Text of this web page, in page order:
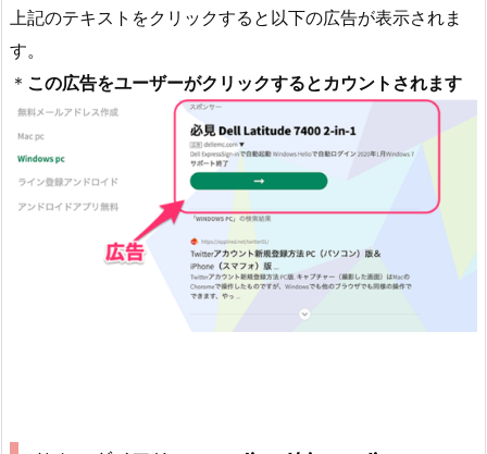
上記のテキストをクリックすると以下の広告が表示されま
す。
＊ この広告をユーザーがクリックするとカウントされます